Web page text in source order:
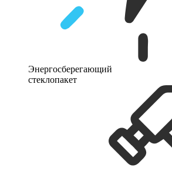
Энергосберегающий
стеклопакет